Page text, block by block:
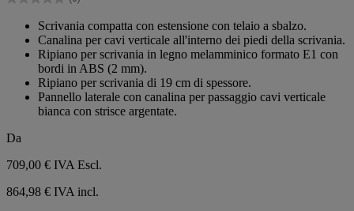
stelle.
0.0
Scrivania compatta con estensione con telaio a sbalzo.
Canalina per cavi verticale all'interno dei piedi della scrivania.
Ripiano per scrivania in legno melamminico formato E1 con
bordi in ABS (2 mm).
Ripiano per scrivania di 19 cm di spessore.
Pannello laterale con canalina per passaggio cavi verticale
bianca con strisce argentate.
Da
709,00 € IVA Escl.
864,98 € IVA incl.